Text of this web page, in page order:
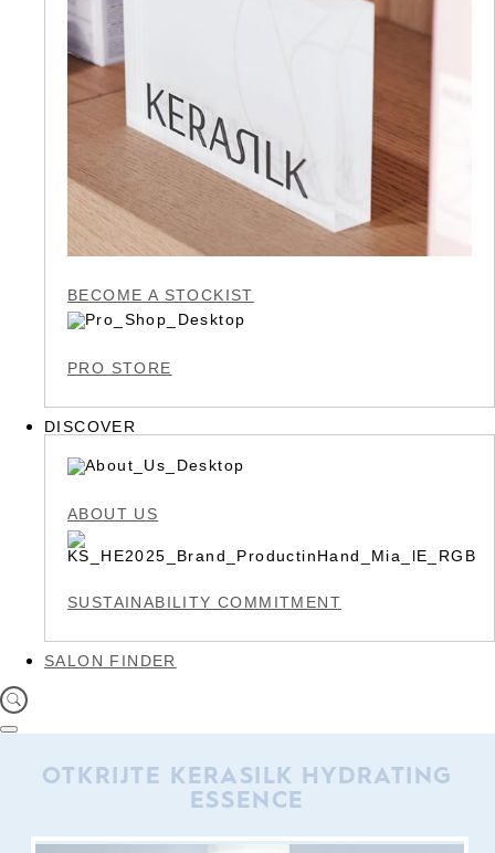
BECOME A STOCKIST
PRO STORE
DISCOVER
ABOUT US
SUSTAINABILITY COMMITMENT
SALON FINDER
OTKRIJTE KERASILK HYDRATING
ESSENCE